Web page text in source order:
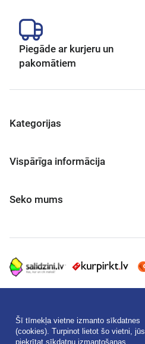
Šī tīmekļa vietne izmanto sīkdatnes
(cookies). Turpinot lietot šo vietni, jūs
piekrītat sīkdatņu izmantošanas
Piegāde ar kurjeru un
pakomātiem
Kategorijas
Vispārīga informācija
Seko mums
© "AS Akvedukts" 2026
Privātuma politika